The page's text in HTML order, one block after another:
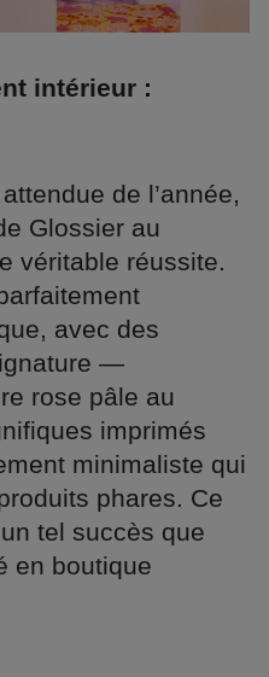
intérieur :
de l’année,
Glossier au
véritable réussite.
avec des
—
rose pâle au
imprimés
minimaliste qui
phares. Ce
tel succès que
en boutique